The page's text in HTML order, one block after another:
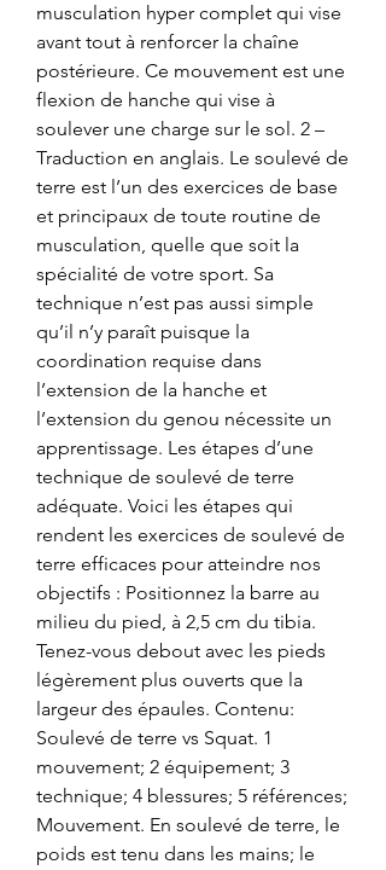
musculation hyper complet qui vise
avant tout à renforcer la chaîne
postérieure. Ce mouvement est une
flexion de hanche qui vise à
soulever une charge sur le sol. 2 –
Traduction en anglais. Le soulevé de
terre est l’un des exercices de base
et principaux de toute routine de
musculation, quelle que soit la
spécialité de votre sport. Sa
technique n’est pas aussi simple
qu’il n’y paraît puisque la
coordination requise dans
l’extension de la hanche et
l’extension du genou nécessite un
apprentissage. Les étapes d’une
technique de soulevé de terre
adéquate. Voici les étapes qui
rendent les exercices de soulevé de
terre efficaces pour atteindre nos
objectifs : Positionnez la barre au
milieu du pied, à 2,5 cm du tibia.
Tenez-vous debout avec les pieds
légèrement plus ouverts que la
largeur des épaules. Contenu:
Soulevé de terre vs Squat. 1
mouvement; 2 équipement; 3
technique; 4 blessures; 5 références;
Mouvement. En soulevé de terre, le
poids est tenu dans les mains; le